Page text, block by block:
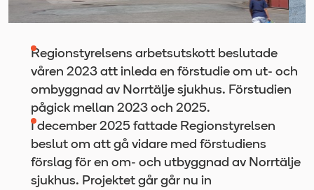
Regionstyrelsens arbetsutskott beslutade
våren 2023 att inleda en förstudie om ut- och
ombyggnad av Norrtälje sjukhus. Förstudien
pågick mellan 2023 och 2025.
I december 2025 fattade Regionstyrelsen
beslut om att gå vidare med förstudiens
förslag för en om- och utbyggnad av Norrtälje
sjukhus. Projektet går går nu in